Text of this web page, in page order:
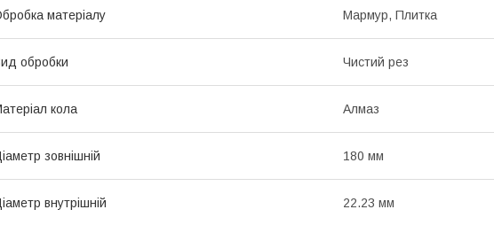
матеріалу Мармур, Плитка
обробки Чистий рез
кола Алмаз
зовнішній 180 мм
внутрішній 22.23 мм